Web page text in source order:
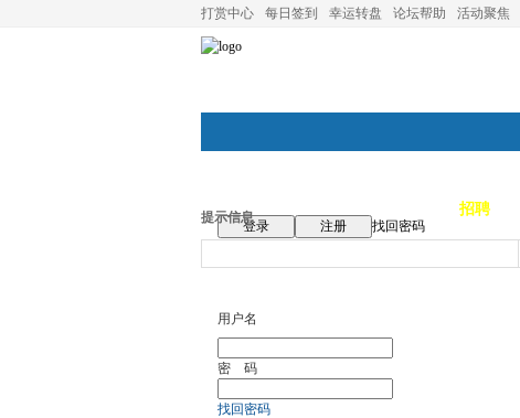
打赏中心 每日签到 幸运转盘 论坛帮助 活动聚焦
论坛首页 招聘
登录 注册
找回密码
提示信息
用户名
密 码
找回密码